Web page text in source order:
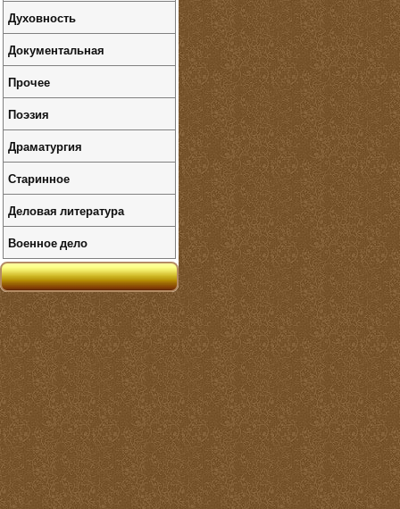
Духовность
Документальная
Прочее
Поэзия
Драматургия
Старинное
Деловая литература
Военное дело